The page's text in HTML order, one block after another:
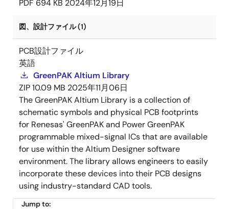
PDF 694 KB 2024年12月19日
図、設計ファイル (1)
PCB設計ファイル
英語
GreenPAK Altium Library
ZIP10.09 MB 2025年11月06日
The GreenPAK Altium Library is a collection of
schematic symbols and physical PCB footprints
for Renesas' GreenPAK and Power GreenPAK
programmable mixed-signal ICs that are available
for use within the Altium Designer software
environment. The library allows engineers to easily
incorporate these devices into their PCB designs
using industry-standard CAD tools.
Jump to: